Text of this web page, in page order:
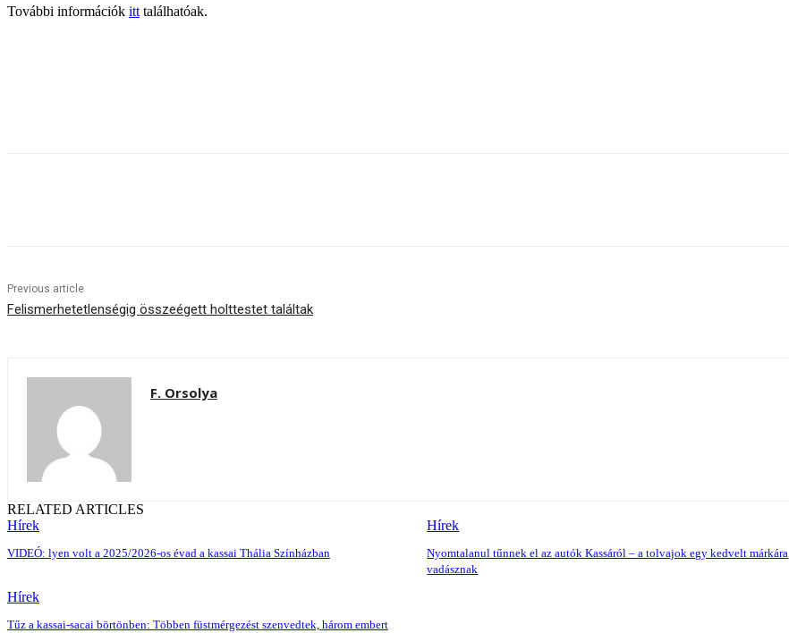
További információk itt találhatóak.
Previous article
Felismerhetetlenségig összeégett holttestet találtak
F. Orsolya
RELATED ARTICLES
Hírek
VIDEÓ: lyen volt a 2025/2026-os évad a kassai Thália Színházban
Hírek
Nyomtalanul tűnnek el az autók Kassáról – a tolvajok egy kedvelt márkára
vadásznak
Hírek
Tűz a kassai-sacai börtönben: Többen füstmérgezést szenvedtek, három embert